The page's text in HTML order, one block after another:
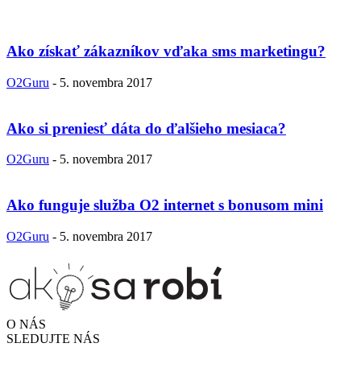
Ako získať zákazníkov vďaka sms marketingu?
O2Guru - 5. novembra 2017
Ako si preniesť dáta do ďalšieho mesiaca?
O2Guru - 5. novembra 2017
Ako funguje služba O2 internet s bonusom mini
O2Guru - 5. novembra 2017
O NÁS
SLEDUJTE NÁS